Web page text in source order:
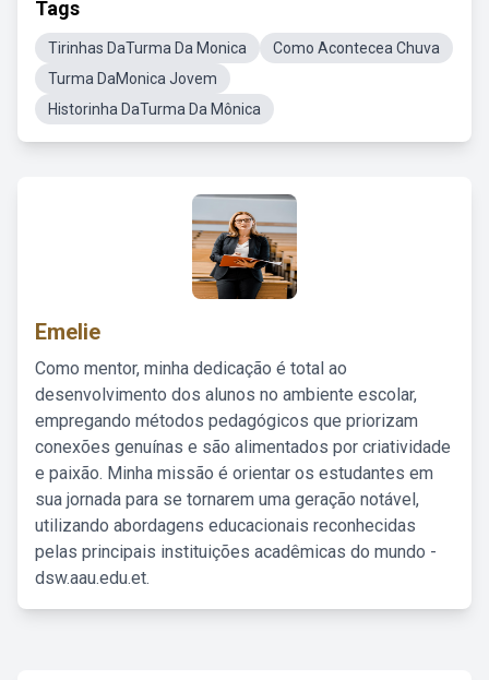
Tags
Tirinhas DaTurma Da Monica
Como Acontecea Chuva
Turma DaMonica Jovem
Historinha DaTurma Da Mônica
Emelie
Como mentor, minha dedicação é total ao
desenvolvimento dos alunos no ambiente escolar,
empregando métodos pedagógicos que priorizam
conexões genuínas e são alimentados por criatividade
e paixão. Minha missão é orientar os estudantes em
sua jornada para se tornarem uma geração notável,
utilizando abordagens educacionais reconhecidas
pelas principais instituições acadêmicas do mundo -
dsw.aau.edu.et.